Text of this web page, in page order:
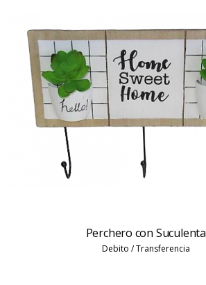
Perchero con Suculenta
Debito / Transferencia